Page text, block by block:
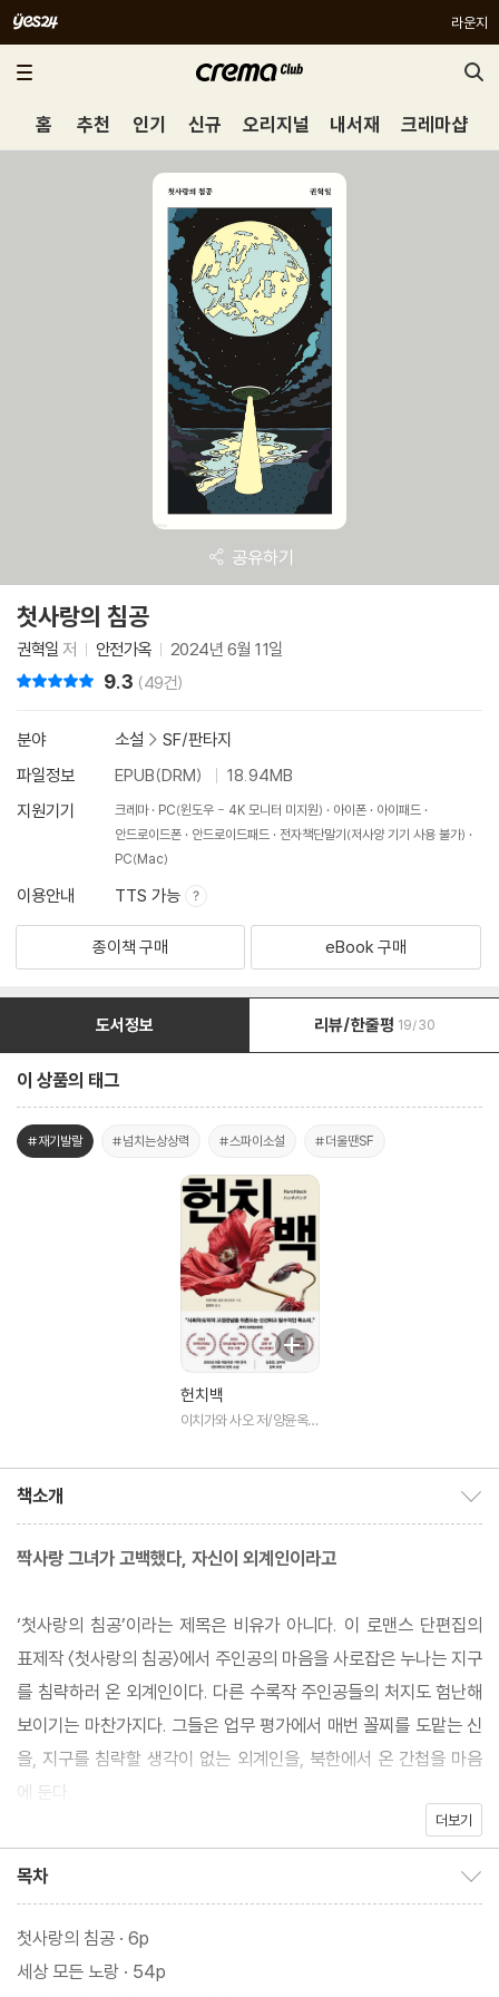
라운지
홈 추천 인기 신규 오리지널 내서재 크레마샵
공유하기
첫사랑의 침공
권혁일 저 안전가옥 2024년 6월 11일
9.3 (49건)
분야 소설 > SF/판타지
파일정보
EPUB(DRM)
18.94MB
지원기기
크레마 PC(윈도우 - 4K 모니터 미지원) 아이폰
아이패드
안드로이드폰
안드로이드패드
전자책단말기(저사양 기기 사용 불가)
PC(Mac)
이용안내 TTS 가능
종이책 구매 eBook 구매
도서정보 리뷰/한줄평 19/30
이 상품의 태그
#재기발랄 #넘치는상상력 #스파이소설 #더울땐SF
헌치백
이치가와 사오 저/양윤옥
책소개
짝사랑 그녀가 고백했다, 자신이 외계인이라고
‘첫사랑의 침공’이라는 제목은 비유가 아니다. 이 로맨스 단편집의
표제작 〈첫사랑의 침공〉에서 주인공의 마음을 사로잡은 누나는 지구
를 침략하러 온 외계인이다. 다른 수록작 주인공들의 처지도 험난해
보이기는 마찬가지다. 그들은 업무 평가에서 매번 꼴찌를 도맡는 신
을, 지구를 침략할 생각이 없는 외계인을, 북한에서 온 간첩을 마음
에 둔다.
특별하다 못해 기상천외한 존재의 등장으로 눈길을 모은 이야기들
은 이내 사랑의 모든 과정을 다정하게 보듬는다. 불현듯 피어난 마음
더보기
목차
첫사랑의 침공 · 6p
세상 모든 노랑 · 54p